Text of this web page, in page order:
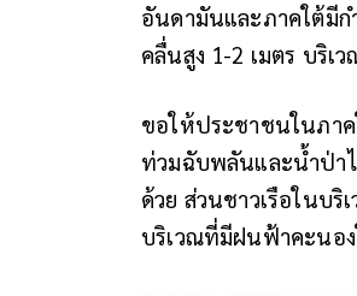
อันดามันและภาคใต้มีก
คลื่นสูง 1-2 เมตร บริเ
ขอให้ประชาชนในภา
ท่วมฉับพลันและน้ำป่า
ด้วย ส่วนชาวเรือในบริ
บริเวณที่มีฝนฟ้าคะนอง